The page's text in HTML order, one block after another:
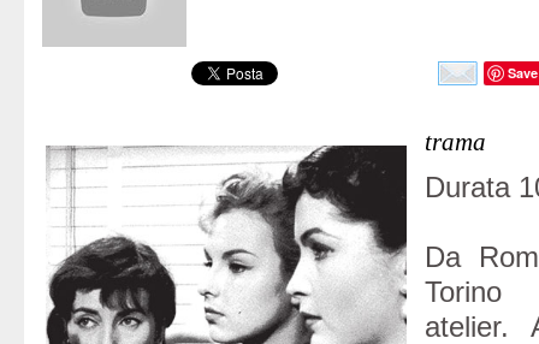
Save
trama
Durata
Da
atelier.